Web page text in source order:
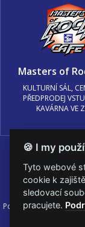
Masters of
KULTURNÍ SÁL,
PŘEDPRODEJ
KAVÁRNA VE
Podmínky užití 🍪
🍪 I my
Tyto webové
cookie k
sledovací
pracujete.